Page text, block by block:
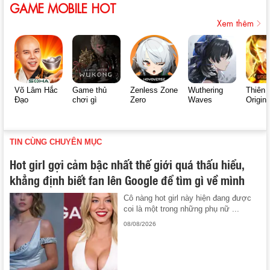
GAME MOBILE HOT
Xem thêm
Võ Lâm Hắc
Đạo
Game thủ
chơi gì
Zenless Zone
Zero
Wuthering
Waves
Thiên
Origin
TIN CÙNG CHUYÊN MỤC
Hot girl gợi cảm bậc nhất thế giới quá thấu hiểu,
khẳng định biết fan lên Google để tìm gì về mình
Cô nàng hot girl này hiện đang được
coi là một trong những phụ nữ ...
08/08/2026